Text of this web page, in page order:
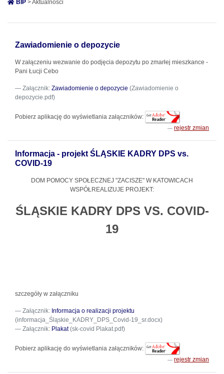
BIP > Aktualności
Zawiadomienie o depozycie
W załączeniu wezwanie do podjęcia depozytu po zmarłej mieszkance -
Pani Łucji Cebo
Załącznik: Zawiadomienie o depozycie (Zawiadomienie o
depozycie.pdf)
Pobierz aplikację do wyświetlania załączników:
rejestr zmian
Informacja - projekt ŚLĄSKIE KADRY DPS vs.
COVID-19
DOM POMOCY SPOŁECZNEJ "ZACISZE" W KATOWICACH
WSPÓŁREALIZUJE PROJEKT:
ŚLĄSKIE KADRY DPS VS. COVID-
19
szczegóły w załączniku
Załącznik: Informacja o realizacji projektu
(informacja_Śląskie_KADRY_DPS_Covid-19_sr.docx)
Załącznik: Plakat(sk-covid Plakat.pdf)
Pobierz aplikację do wyświetlania załączników:
rejestr zmian